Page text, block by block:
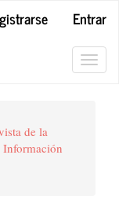
Entrar
de la
Información